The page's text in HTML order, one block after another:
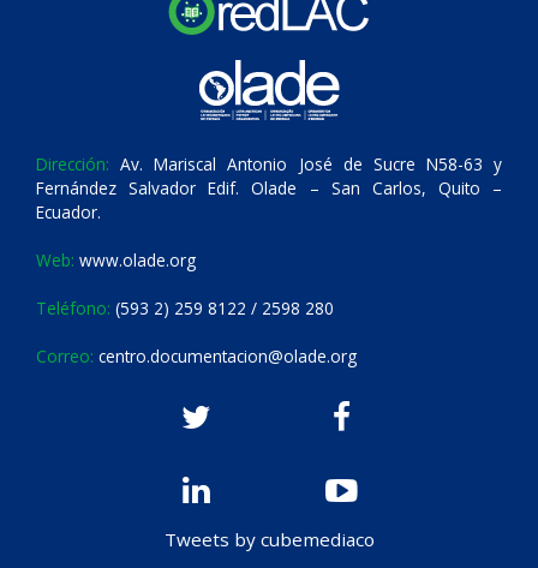
Dirección: Av. Mariscal Antonio José de Sucre N58-63 y
Fernández Salvador Edif. Olade – San Carlos, Quito –
Ecuador.
Web: www.olade.org
Teléfono: (593 2) 259 8122 / 2598 280
Correo: centro.documentacion@olade.org
Tweets by cubemediaco